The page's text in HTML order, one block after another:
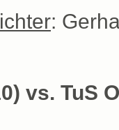
:
vs. TuS